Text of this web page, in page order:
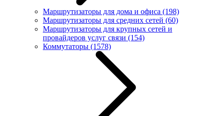
Маршрутизаторы для дома и офиса (198)
Маршрутизаторы для средних сетей (60)
Маршрутизаторы для крупных сетей и
провайдеров услуг связи (154)
Коммутаторы (1578)